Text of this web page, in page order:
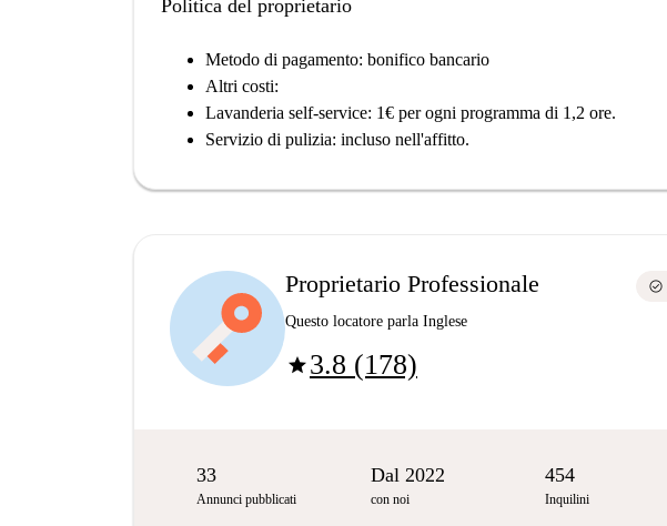
Politica del proprietario
Metodo di pagamento: bonifico bancario
Altri costi:
Lavanderia self-service: 1€ per ogni programma di 1,2 ore.
Servizio di pulizia: incluso nell'affitto.
Proprietario Professionale
Questo locatore parla Inglese
star3.8 (178)
check_circle
33
Annunci pubblicati
Dal 2022
con noi
454
Inquilini